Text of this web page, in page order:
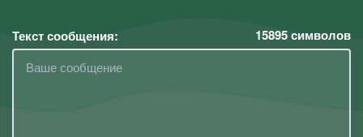
Текст сообщения: 15895символов